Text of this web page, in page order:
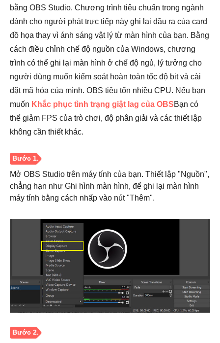
bằng OBS Studio. Chương trình tiêu chuẩn trong ngành
dành cho người phát trực tiếp này ghi lại đầu ra của card
đồ họa thay vì ánh sáng vật lý từ màn hình của bạn. Bằng
cách điều chỉnh chế độ nguồn của Windows, chương
trình có thể ghi lại màn hình ở chế độ ngủ, lý tưởng cho
người dùng muốn kiểm soát hoàn toàn tốc độ bit và cài
đặt mã hóa của mình. OBS tiêu tốn nhiều CPU. Nếu bạn
muốn Khắc phục tình trạng giật lag của OBSBạn có
thể giảm FPS của trò chơi, độ phân giải và các thiết lập
không cần thiết khác.
Mở OBS Studio trên máy tính của bạn. Thiết lập "Nguồn",
chẳng hạn như Ghi hình màn hình, để ghi lại màn hình
máy tính bằng cách nhấp vào nút "Thêm".